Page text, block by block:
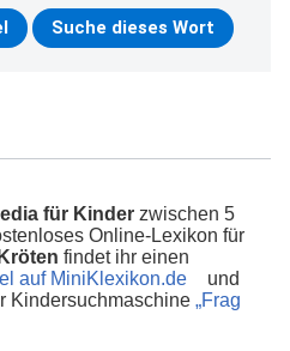
für Kinder zwischen 5
Online-Lexikon für
Kröten findet ihr einen
auf MiniKlexikon.de
und
Kindersuchmaschine „Frag